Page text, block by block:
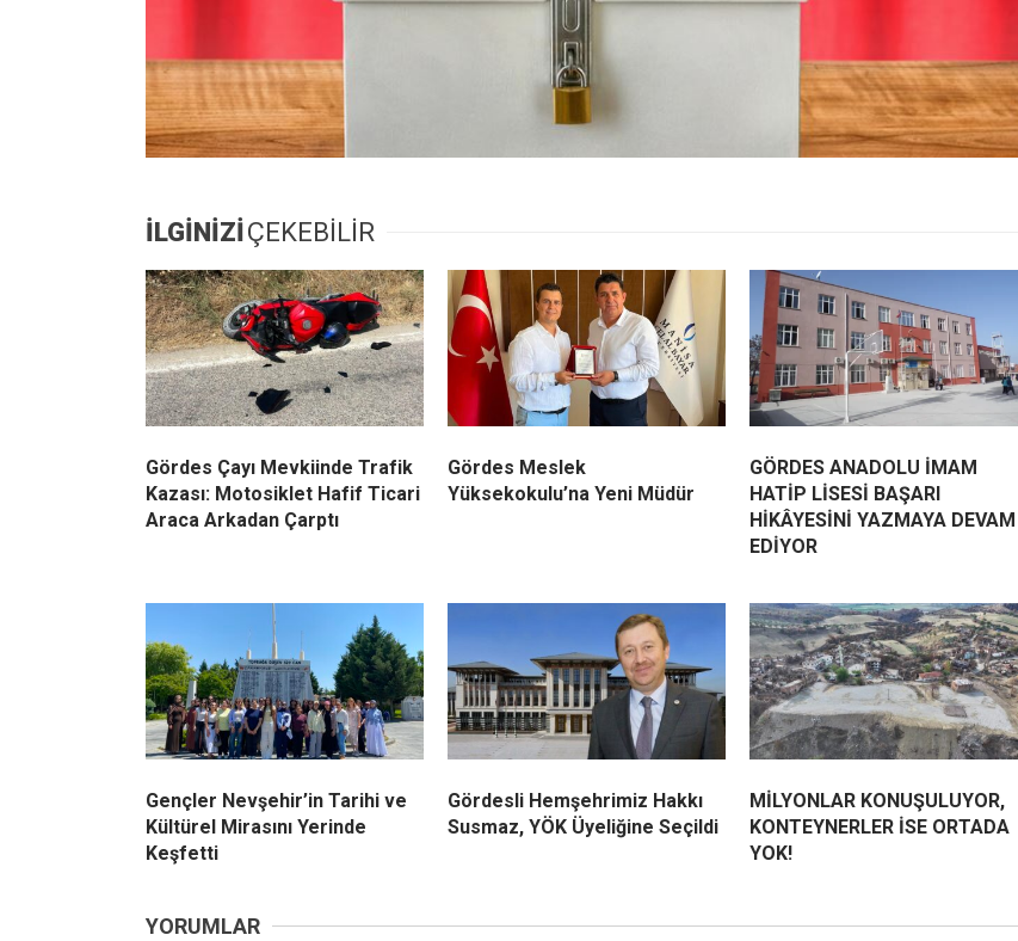
İLGİNİZİÇEKEBİLİR
Gördes Çayı Mevkiinde Trafik
Kazası: Motosiklet Hafif Ticari
Araca Arkadan Çarptı
Gördes Meslek
Yüksekokulu’na Yeni Müdür
GÖRDES ANADOLU İMAM
HATİP LİSESİ BAŞARI
HİKÂYESİNİ YAZMAYA DEVAM
EDİYOR
Gençler Nevşehir’in Tarihi ve
Kültürel Mirasını Yerinde
Keşfetti
Gördesli Hemşehrimiz Hakkı
Susmaz, YÖK Üyeliğine Seçildi
MİLYONLAR KONUŞULUYOR,
KONTEYNERLER İSE ORTADA
YOK!
YORUMLAR